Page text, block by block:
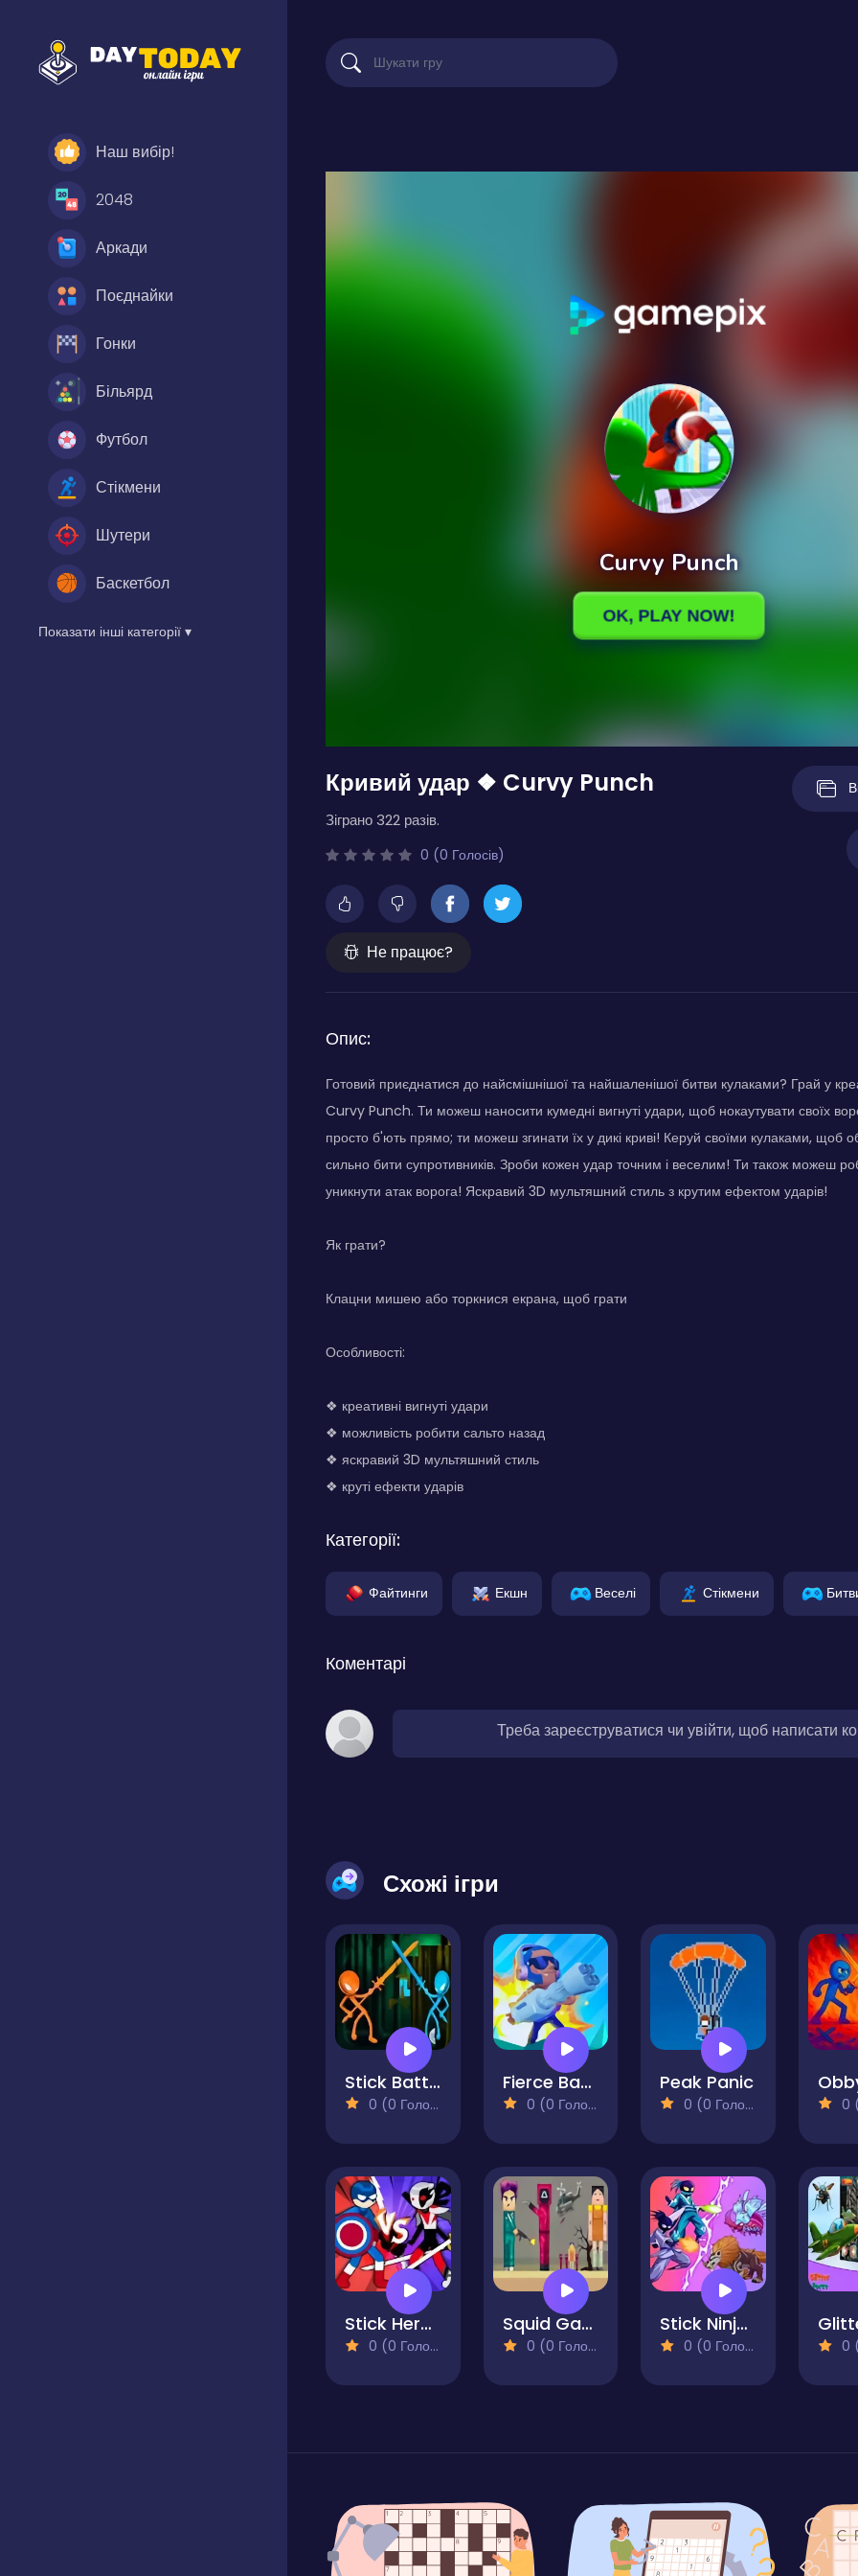
Наш вибір!
2048
Аркади
Поєднайки
Гонки
Більярд
Футбол
Стікмени
Шутери
Баскетбол
Показати інші категорії ▾
Кривий удар ❖ Curvy Punch
Зіграно 322 разів.
0 (0 Голосів)
Не працює?
Опис:
Готовий приєднатися до найсмішнішої та найшаленішої битви кулаками? Грай у
Curvy Punch. Ти можеш наносити кумедні вигнуті удари, щоб нокаутувати своїх
просто б'ють прямо; ти можеш згинати їх у дикі криві! Керуй своїми кулаками, щоб
сильно бити супротивників. Зроби кожен удар точним і веселим! Ти також можеш
уникнути атак ворога! Яскравий 3D мультяшний стиль з крутим ефектом ударів!
Як грати?
Клацни мишею або торкнися екрана, щоб грати
Особливості:
❖ креативні вигнуті удари
❖ можливість робити сальто назад
❖ яскравий 3D мультяшний стиль
❖ круті ефекти ударів
Категорії:
Файтинги Екшн Веселі Стікмени
Коментарі
Треба зареєструватися чи увійти, щоб написати
Схожі ігри
Stick Battle Fight
0 (0 Голосів)
Fierce Battle Breakout
0 (0 Голосів)
Peak Panic
0 (0 Голосів) 0
Stick Hero Battle
0 (0 Голосів)
Squid Game 3 Playground
0 (0 Голосів)
Stick Ninja Survival
0 (0 Голосів) 0